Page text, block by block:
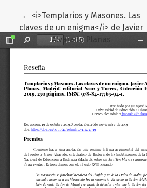
← Volver a los detalles del artículo
<i>Templarios y Masones. Las
claves de un enigma</i> de Javier
Alvarado Planas